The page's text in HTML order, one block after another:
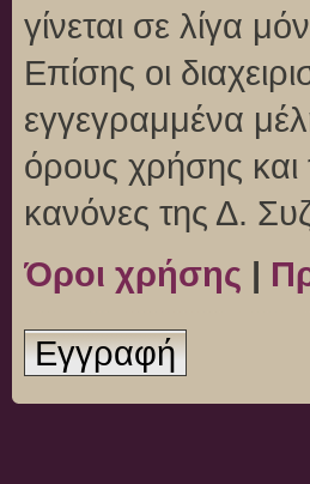
γίνεται σε λίγα
Επίσης οι
εγγεγραμμένα
όρους χρήσης και
κανόνες της Δ.
Όροι χρήσης |
Εγγραφή